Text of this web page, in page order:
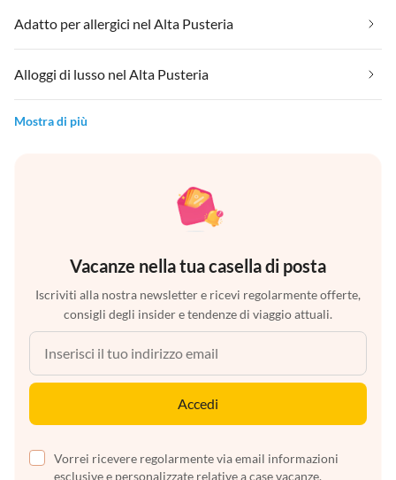
Adatto per allergici nel Alta Pusteria
Alloggi di lusso nel Alta Pusteria
Mostra di più
Vacanze nella tua casella di posta
Iscriviti alla nostra newsletter e ricevi regolarmente offerte,
consigli degli insider e tendenze di viaggio attuali.
Accedi
Vorrei ricevere regolarmente via email informazioni
esclusive e personalizzate relative a case vacanze,